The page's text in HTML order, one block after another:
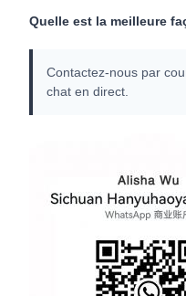
Quelle est la meilleure
Contactez-nous par
chat en direct.